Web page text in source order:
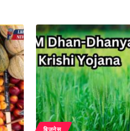
बिजनेस